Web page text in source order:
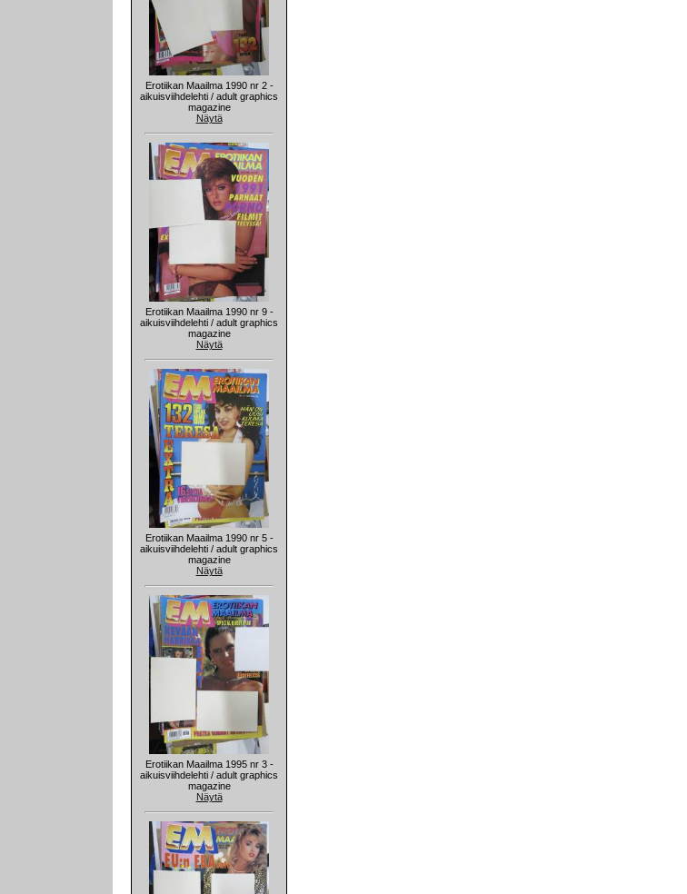
Erotiikan Maailma 1990 nr 2 -
aikuisviihdelehti / adult graphics
magazine
Näytä
Erotiikan Maailma 1990 nr 9 -
aikuisviihdelehti / adult graphics
magazine
Näytä
Erotiikan Maailma 1990 nr 5 -
aikuisviihdelehti / adult graphics
magazine
Näytä
Erotiikan Maailma 1995 nr 3 -
aikuisviihdelehti / adult graphics
magazine
Näytä